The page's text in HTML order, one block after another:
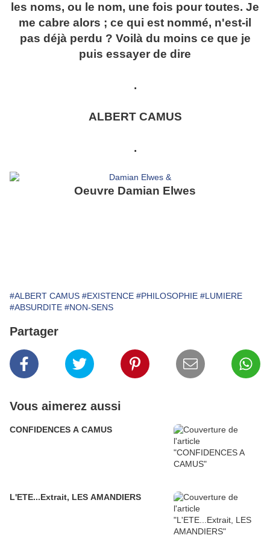
les noms, ou le nom, une fois pour toutes. Je
me cabre alors ; ce qui est nommé, n'est-il
pas déjà perdu ? Voilà du moins ce que je
puis essayer de dire
.
ALBERT CAMUS
.
Oeuvre Damian Elwes
#ALBERT CAMUS #EXISTENCE #PHILOSOPHIE #LUMIERE
#ABSURDITE #NON-SENS
Partager
Vous aimerez aussi
CONFIDENCES A CAMUS
L'ETE...Extrait, LES AMANDIERS